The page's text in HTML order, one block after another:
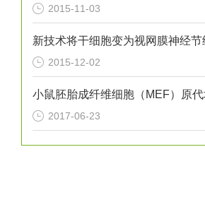
2015-11-03
新技术将干细胞变为视网膜神经节
2015-12-02
2017-06-23